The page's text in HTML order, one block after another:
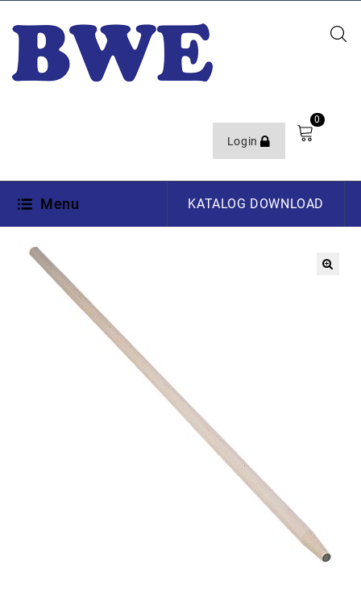
Login
0
Menu KATALOG DOWNLOAD